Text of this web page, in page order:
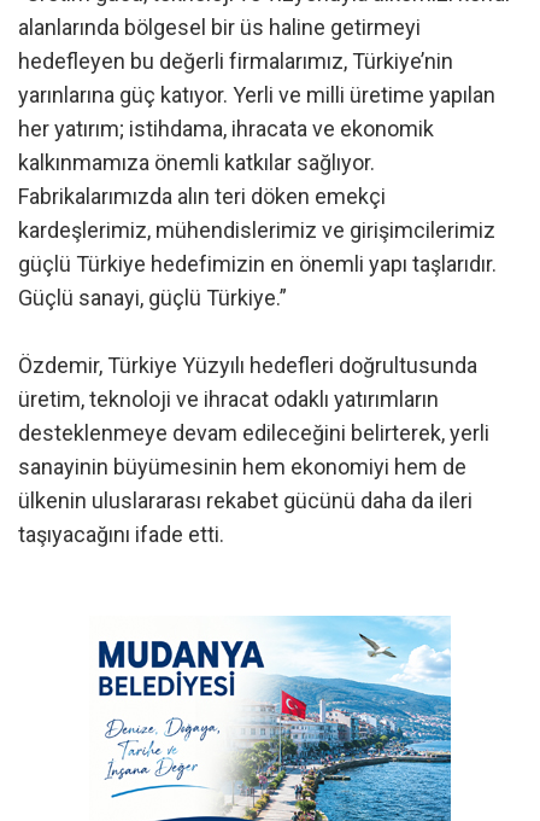
alanlarında bölgesel bir üs haline getirmeyi
hedefleyen bu değerli firmalarımız, Türkiye’nin
yarınlarına güç katıyor. Yerli ve milli üretime yapılan
her yatırım; istihdama, ihracata ve ekonomik
kalkınmamıza önemli katkılar sağlıyor.
Fabrikalarımızda alın teri döken emekçi
kardeşlerimiz, mühendislerimiz ve girişimcilerimiz
güçlü Türkiye hedefimizin en önemli yapı taşlarıdır.
Güçlü sanayi, güçlü Türkiye.”
Özdemir, Türkiye Yüzyılı hedefleri doğrultusunda
üretim, teknoloji ve ihracat odaklı yatırımların
desteklenmeye devam edileceğini belirterek, yerli
sanayinin büyümesinin hem ekonomiyi hem de
ülkenin uluslararası rekabet gücünü daha da ileri
taşıyacağını ifade etti.